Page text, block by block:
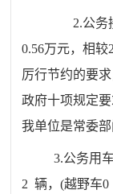
2.公务
0.56万元，相较
厉行节约的要
政府十项规定
我单位是常委部
3.公务用
2 辆，(越野车0